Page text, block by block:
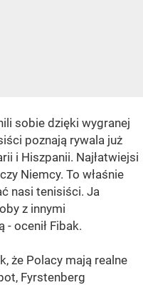
sobie dzięki wygranej
poznają rywala już
i Hiszpanii. Najłatwiejsi
Niemcy. To właśnie
nasi tenisiści. Ja
z innymi
- ocenił Fibak.
że Polacy mają realne
Fyrstenberg